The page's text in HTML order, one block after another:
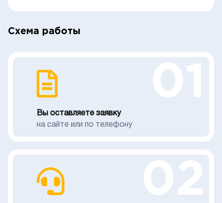
Схема работы
Вы оставляете заявку
на сайте или по телефону